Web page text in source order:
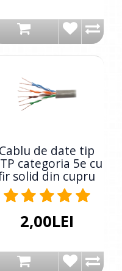
Cablu de date tip
categoria 5e cu
solid din cupru
2,00LEI